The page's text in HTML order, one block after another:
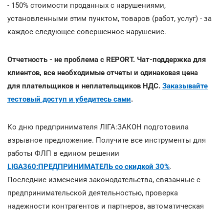
- 150% стоимости проданных с нарушениями,
установленными этим пунктом, товаров (работ, услуг) - за
каждое следующее совершенное нарушение.
Отчетность - не проблема с REPORT. Чат-поддержка для
клиентов, все необходимые отчеты и одинаковая цена
для плательщиков и неплательщиков НДС. Заказывайте
тестовый доступ и убедитесь сами.
Ко дню предпринимателя ЛІГА:ЗАКОН подготовила
взрывное предложение. Получите все инструменты для
работы ФЛП в едином решении
LIGA360:ПРЕДПРИНИМАТЕЛЬ со скидкой 30%.
Последние изменения законодательства, связанные с
предпринимательской деятельностью, проверка
надежности контрагентов и партнеров, автоматическая